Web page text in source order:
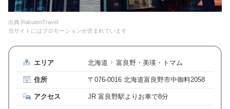
出典:RakutenTravel
当サイトにはプロモーションが含まれています
エリア 北海道 富良野・美瑛・トマム
住所 〒076-0016 北海道富良野市中御料2058
アクセス JR 富良野駅よりお車で8分